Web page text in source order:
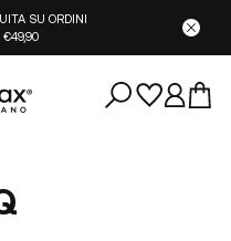
SU ORDINI
€49,90